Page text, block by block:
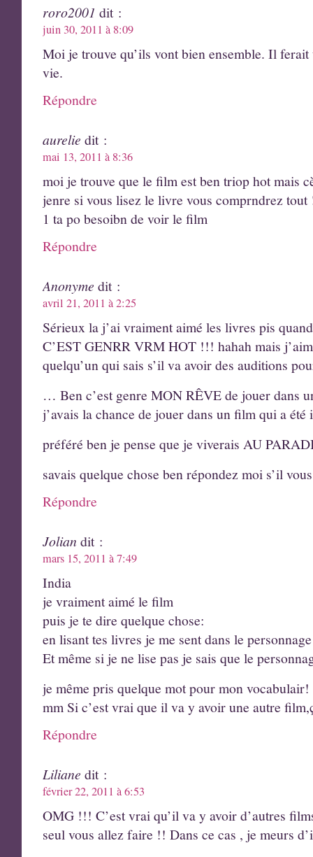
roro2001 dit :
juin 30, 2011 à 8:09
Moi je trouve qu’ils vont bien ensemble. Il
vie.
Répondre
aurelie dit :
mai 13, 2011 à 8:36
moi je trouve que le film est ben triop hot mais
jenre si vous lisez le livre vous comprndrez
1 ta po besoibn de voir le film
Répondre
Anonyme dit :
avril 21, 2011 à 2:25
Sérieux la j’ai vraiment aimé les livres pis
C’EST GENRR VRM HOT !!! hahah mais
quelqu’un qui sais s’il va avoir des auditions
… Ben c’est genre MON RÊVE de jouer dans
j’avais la chance de jouer dans un film qui a
préféré ben je pense que je viverais AU
savais quelque chose ben répondez moi s’il
Répondre
Jolian dit :
mars 15, 2011 à 7:49
India
je vraiment aimé le film
puis je te dire quelque chose:
en lisant tes livres je me sent dans le
Et même si je ne lise pas je sais que le
je même pris quelque mot pour mon vocabulair!
mm Si c’est vrai que il va y avoir une autre
Répondre
Liliane dit :
février 22, 2011 à 6:53
OMG !!! C’est vrai qu’il va y avoir d’autres
seul vous allez faire !! Dans ce cas , je meurs